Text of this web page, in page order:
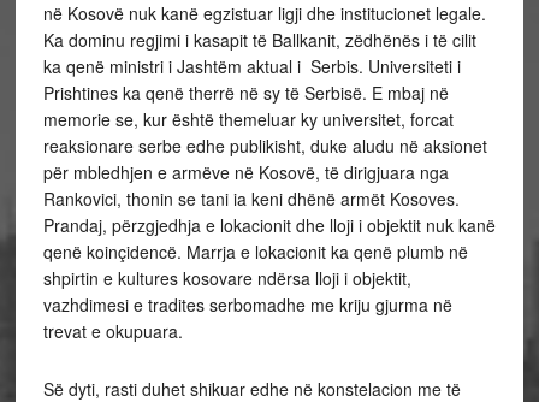
në Kosovë nuk kanë egzistuar ligji dhe institucionet legale.
Ka dominu regjimi i kasapit të Ballkanit, zëdhënës i të cilit
ka qenë ministri i Jashtëm aktual i Serbis. Universiteti i
Prishtines ka qenë therrë në sy të Serbisë. E mbaj në
memorie se, kur është themeluar ky universitet, forcat
reaksionare serbe edhe publikisht, duke aludu në aksionet
për mbledhjen e armëve në Kosovë, të dirigjuara nga
Rankovici, thonin se tani ia keni dhënë armët Kosoves.
Prandaj, përzgjedhja e lokacionit dhe lloji i objektit nuk kanë
qenë koinçidencë. Marrja e lokacionit ka qenë plumb në
shpirtin e kultures kosovare ndërsa lloji i objektit,
vazhdimesi e tradites serbomadhe me kriju gjurma në
trevat e okupuara.
Së dyti, rasti duhet shikuar edhe në konstelacion me të